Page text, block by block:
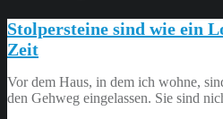
Stolpersteine sind wie ein
Zeit
Vor dem Haus, in dem ich wohne,
den Gehweg eingelassen. Sie sind